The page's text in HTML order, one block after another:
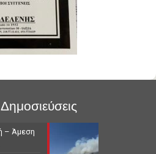
– Άμεση